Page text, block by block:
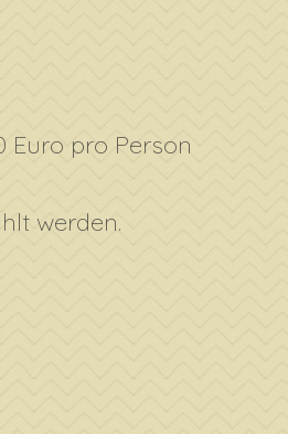
Euro pro Person
werden.